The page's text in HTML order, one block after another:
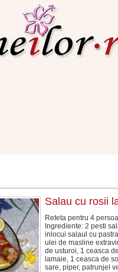
Salau cu rosii
Reteta pentru 4
Ingrediente: 2 pesti
inlocui salaul cu
ulei de masline
de usturoi, 1 ceasca
lamaie, 1 ceasca de
sare, piper, patrunjel